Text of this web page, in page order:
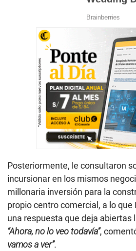
Posteriormente, le consultaron
incursionar en los mismos
millonaria inversión para la
propio centro comercial, a lo que
una respuesta que deja abiertas
“Ahora, no lo veo todavía”,
vamos a ver”.